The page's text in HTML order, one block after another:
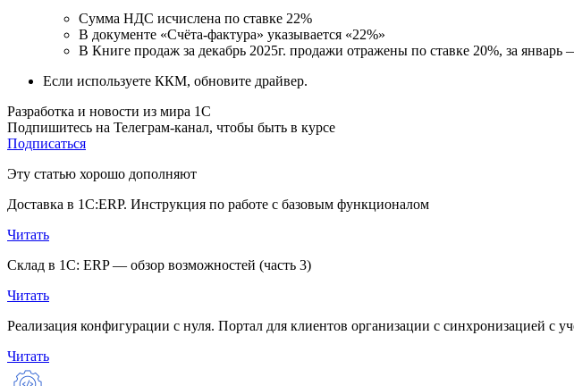
Сумма НДС исчислена по ставке 22%
В документе «Счёта-фактура» указывается «22%»
В Книге продаж за декабрь 2025г. продажи отражены по ставке 20%, за январь
Если используете ККМ, обновите драйвер.
Разработка и новости из мира 1С
Подпишитесь на Телеграм-канал, чтобы быть в курсе
Подписаться
Эту статью хорошо дополняют
Доставка в 1С:ERP. Инструкция по работе с базовым функционалом
Читать
Склад в 1С: ERP — обзор возможностей (часть 3)
Читать
Реализация конфигурации с нуля. Портал для клиентов организации с синхронизацией с
Читать